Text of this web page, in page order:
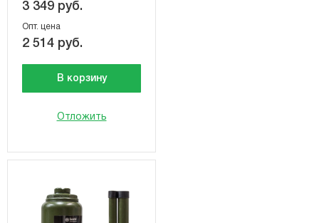
3 349 руб.
Опт. цена
2 514 руб.
В корзину
Отложить